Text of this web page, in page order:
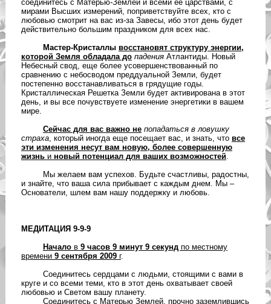
соединитесь с Матерью-Землей и всеми ее царствами, с
мирами Высших измерений, поприветствуйте всех, кто с
любовью смотрит на вас из-за Завесы, ибо этот день будет
действительно большим праздником для всех нас.
Мастер-Кристаллы восстановят структуру энергии,
которой Земля обладала до падения Атлантиды. Новый
Небесный свод, еще более усовершенствованный по
сравнению с небосводом преддуальной Земли, будет
постепенно восстанавливаться в грядущие годы.
Кристаллическая Решетка Земли будет активирована в этот
день, и вы все почувствуете изменение энергетики в вашем
мире.
Сейчас для вас важно не попадаться в ловушку
страха, который иногда еще посещает вас, и знать, что все
эти изменения несут вам новую, более совершенную
жизнь и новый потенциал для ваших возможностей.
Мы желаем вам успехов. Будьте счастливы, радостны,
и знайте, что ваша сила прибывает с каждым днем. Мы –
Основатели, шлем вам нашу поддержку и любовь.
МЕДИТАЦИЯ 9-9-9
Начало в 9 часов 9 минут 9 секунд по местному
времени 9 сентября 2009 г.
Соединитесь сердцами с людьми, стоящими с вами в
круге и со всеми теми, кто в этот день охватывает своей
любовью и Светом вашу планету.
Соединитесь с Матерью Землей, прочно заземлившись